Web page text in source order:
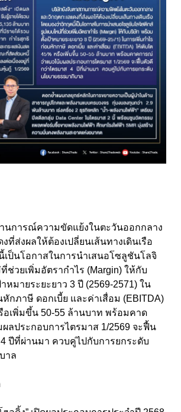
นการณ์ความขัดแย้งในตะวันออกกลาง
ที่ส่งผลให้ต้องเปลี่ยนเส้นทางเดินเรือ
เป็นโอกาสในการนำเสนอโซลูชันโลจิ
ช่วยเพิ่มอัตรากำไร (Margin) ให้กับ
หมายระยะยาว 3 ปี (2569-2571) ใน
กภาษี ดอกเบี้ย และค่าเสื่อม (EBITDA)
อเพิ่มขึ้น 50-55 ล้านบาท พร้อมคาด
ลประกอบการไตรมาส 1/2569 จะฟื้น
ปีที่ผ่านมา ควบคู่ไปกับการยกระดับ
าล